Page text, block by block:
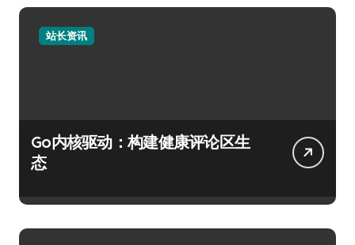
站长资讯
Go内核驱动：构建健康评论区生
态